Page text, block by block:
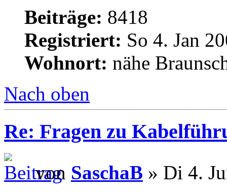
Beiträge: 8418
Registriert: So 4. Jan
Wohnort: nähe
Nach oben
Re: Fragen zu
von SaschaB » Di 4.